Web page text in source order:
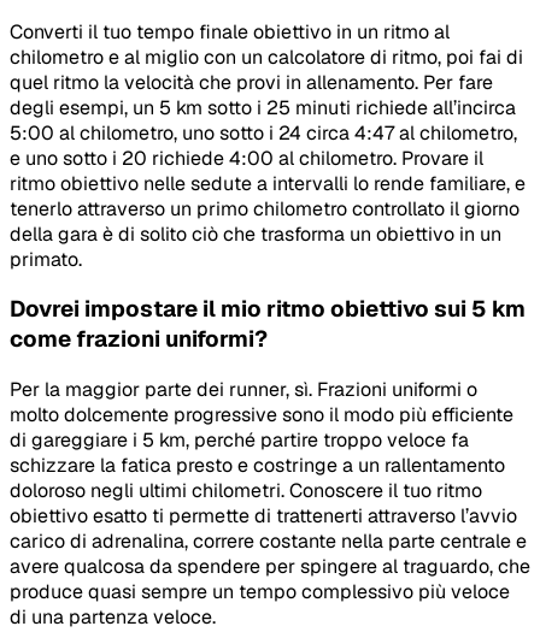
Converti il tuo tempo finale obiettivo in un ritmo al
chilometro e al miglio con un calcolatore di ritmo, poi fai di
quel ritmo la velocità che provi in allenamento. Per fare
degli esempi, un 5 km sotto i 25 minuti richiede all’incirca
5:00 al chilometro, uno sotto i 24 circa 4:47 al chilometro,
e uno sotto i 20 richiede 4:00 al chilometro. Provare il
ritmo obiettivo nelle sedute a intervalli lo rende familiare, e
tenerlo attraverso un primo chilometro controllato il giorno
della gara è di solito ciò che trasforma un obiettivo in un
primato.
Dovrei impostare il mio ritmo obiettivo sui 5 km
come frazioni uniformi?
Per la maggior parte dei runner, sì. Frazioni uniformi o
molto dolcemente progressive sono il modo più efficiente
di gareggiare i 5 km, perché partire troppo veloce fa
schizzare la fatica presto e costringe a un rallentamento
doloroso negli ultimi chilometri. Conoscere il tuo ritmo
obiettivo esatto ti permette di trattenerti attraverso l’avvio
carico di adrenalina, correre costante nella parte centrale e
avere qualcosa da spendere per spingere al traguardo, che
produce quasi sempre un tempo complessivo più veloce
di una partenza veloce.